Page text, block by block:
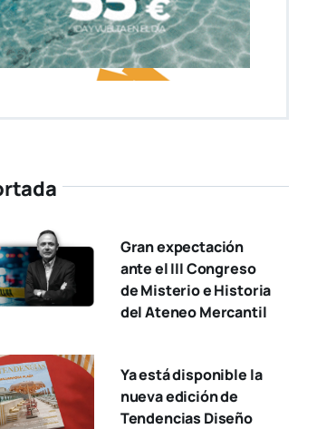
Gran expectación
ante el III Congreso
de Misterio e Historia
del Ateneo Mercantil
Ya está disponible la
nueva edición de
Tendencias Diseño